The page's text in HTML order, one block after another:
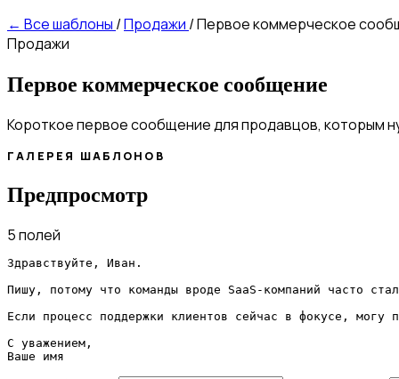
← Все шаблоны /Продажи /Первое коммерческое
Продажи
Первое коммерческое сообщение
Короткое первое сообщение для продавцов, которым
ГАЛЕРЕЯ ШАБЛОНОВ
Предпросмотр
5 полей
Здравствуйте, Иван.
Пишу, потому что команды вроде SaaS-компаний часто
Если процесс поддержки клиентов сейчас в фокусе, могу
С уважением,
Ваше имя